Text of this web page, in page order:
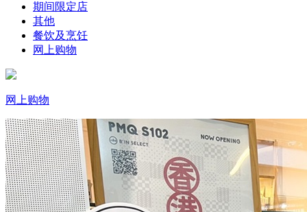
期间限定店
其他
餐饮及烹饪
网上购物
网上购物